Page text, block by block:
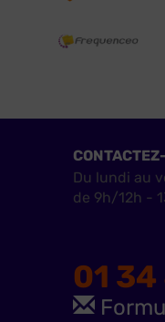
Du lundi au
de 9h/12h -
01